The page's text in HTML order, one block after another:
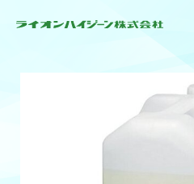
私たちの強み・使命